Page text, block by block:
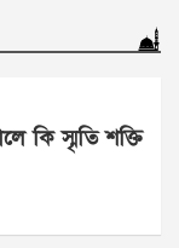
কি স্মৃতি শক্তি